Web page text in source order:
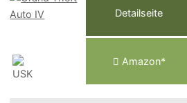
Detailseite
Amazon*